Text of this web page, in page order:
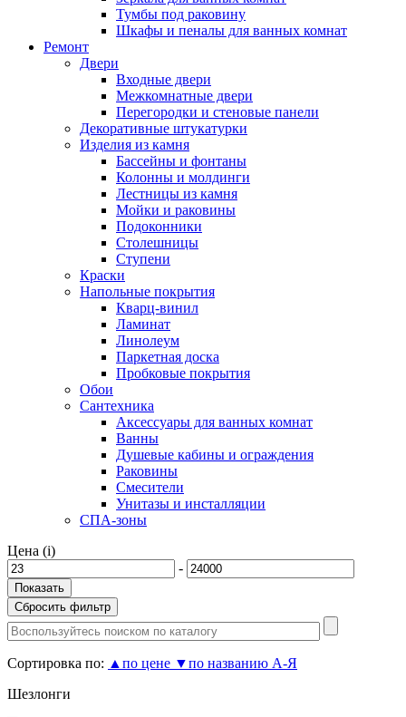
Тумбы под раковину
Шкафы и пеналы для ванных комнат
Ремонт
Двери
Входные двери
Межкомнатные двери
Перегородки и стеновые панели
Декоративные штукатурки
Изделия из камня
Бассейны и фонтаны
Колонны и молдинги
Лестницы из камня
Мойки и раковины
Подоконники
Столешницы
Ступени
Краски
Напольные покрытия
Кварц-винил
Ламинат
Линолеум
Паркетная доска
Пробковые покрытия
Обои
Сантехника
Аксессуары для ванных комнат
Ванны
Душевые кабины и ограждения
Раковины
Смесители
Унитазы и инсталляции
СПА-зоны
Цена (i)
-
Сортировка по: ▲ по цене ▼по названию А-Я
Шезлонги